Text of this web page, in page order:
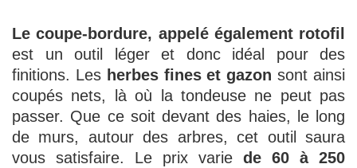
Le coupe-bordure, appelé également rotofil
est un outil léger et donc idéal pour des
finitions. Lesherbes fines et gazonsont ainsi
coupés nets, là où la tondeuse ne peut pas
passer. Que ce soit devant des haies, le long
de murs, autour des arbres, cet outil saura
vous satisfaire. Le prix varie de 60 à 250